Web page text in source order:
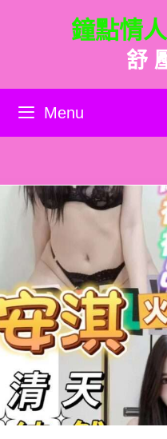
內
鐘點情
舒
Menu